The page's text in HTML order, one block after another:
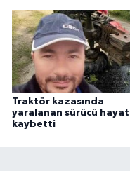
Traktör kazasında
yaralanan sürücü
kaybetti